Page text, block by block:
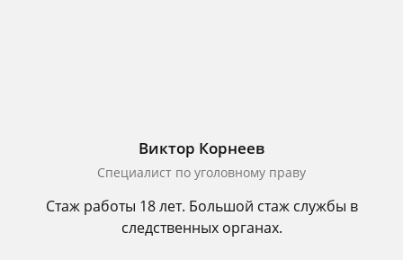
Виктор Корнеев
Cпециалист по уголовному праву
Стаж работы 18 лет. Большой стаж службы в
следственных органах.